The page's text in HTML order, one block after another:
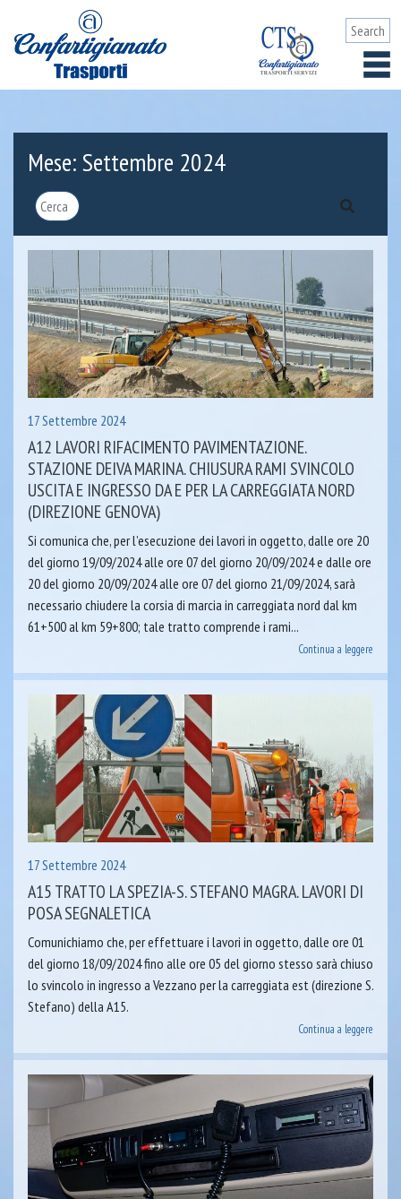
Mese:Settembre 2024
17 Settembre 2024
A12 LAVORI RIFACIMENTO PAVIMENTAZIONE.
STAZIONE DEIVA MARINA. CHIUSURA RAMI SVINCOLO
USCITA E INGRESSO DA E PER LA CARREGGIATA NORD
(DIREZIONE GENOVA)
Si comunica che, per l’esecuzione dei lavori in oggetto, dalle ore 20
del giorno 19/09/2024 alle ore 07 del giorno 20/09/2024 e dalle ore
20 del giorno 20/09/2024 alle ore 07 del giorno 21/09/2024, sarà
necessario chiudere la corsia di marcia in carreggiata nord dal km
61+500 al km 59+800; tale tratto comprende i rami...
Continua a leggere
17 Settembre 2024
A15 TRATTO LA SPEZIA-S. STEFANO MAGRA. LAVORI DI
POSA SEGNALETICA
Comunichiamo che, per effettuare i lavori in oggetto, dalle ore 01
del giorno 18/09/2024 fino alle ore 05 del giorno stesso sarà chiuso
lo svincolo in ingresso a Vezzano per la carreggiata est (direzione S.
Stefano) della A15.
Continua a leggere